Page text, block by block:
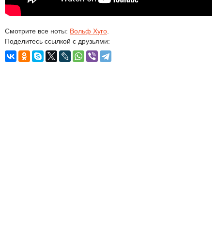
Смотрите все ноты: Вольф Хуго
Поделитесь ссылкой с друзьями: